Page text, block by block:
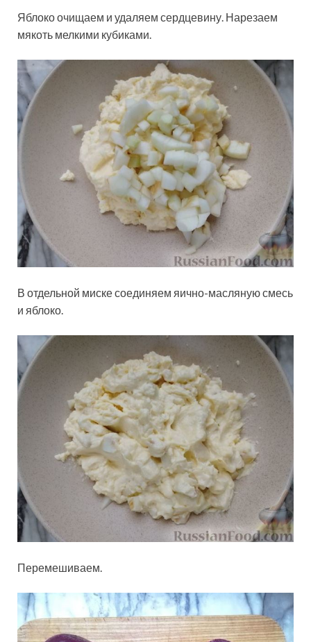
Яблоко очищаем и удаляем сердцевину. Нарезаем
мякоть мелкими кубиками.
В отдельной миске соединяем яично-масляную смесь
и яблоко.
Перемешиваем.